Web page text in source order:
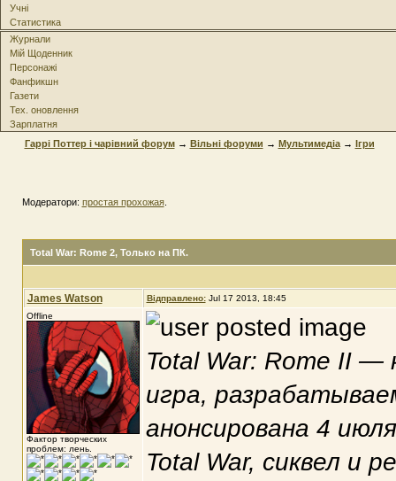
Учні
Статистика
Журнали
Мій Щоденник
Персонажі
Фанфикшн
Газети
Тех. оновлення
Зарплатня
Гаррі Поттер і чарівний форум→ Вільні форуми → Мультимедіа→ Ігри
Модератори: простая прохожая.
Total War: Rome 2, Только на ПК.
James Watson Відправлено: Jul 17 2013, 18:45
Offline
Фактор творческих
проблем: лень.
Total War: Rome II
игра,
анонсирована 4
Total War, сиквел и